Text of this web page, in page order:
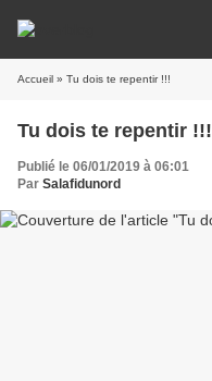
Accueil » Tu dois te repentir !!!
Tu dois te repentir !!!
Publié le 06/01/2019 à 06:01
Par Salafidunord